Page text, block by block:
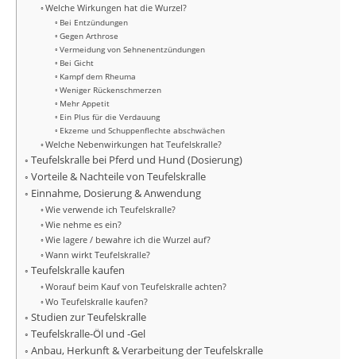
Welche Wirkungen hat die Wurzel?
Bei Entzündungen
Gegen Arthrose
Vermeidung von Sehnenentzündungen
Bei Gicht
Kampf dem Rheuma
Weniger Rückenschmerzen
Mehr Appetit
Ein Plus für die Verdauung
Ekzeme und Schuppenflechte abschwächen
Welche Nebenwirkungen hat Teufelskralle?
Teufelskralle bei Pferd und Hund (Dosierung)
Vorteile & Nachteile von Teufelskralle
Einnahme, Dosierung & Anwendung
Wie verwende ich Teufelskralle?
Wie nehme es ein?
Wie lagere / bewahre ich die Wurzel auf?
Wann wirkt Teufelskralle?
Teufelskralle kaufen
Worauf beim Kauf von Teufelskralle achten?
Wo Teufelskralle kaufen?
Studien zur Teufelskralle
Teufelskralle-Öl und -Gel
Anbau, Herkunft & Verarbeitung der Teufelskralle